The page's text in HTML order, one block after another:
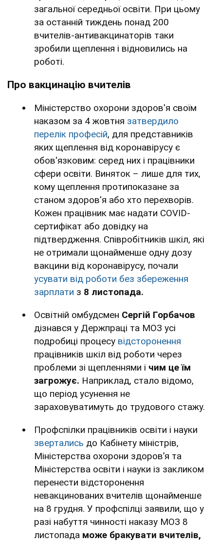
загальної середньої освіти. При цьому
за останній тиждень понад 200
вчителів-антивакцинаторів таки
зробили щеплення і відновились на
роботі.
Про вакцинацію вчителів
Міністерство охорони здоров'я своїм
наказом за 4 жовтня затвердило
перелік професій, для представників
яких щеплення від коронавірусу є
обов'язковим: серед них і працівники
сфери освіти. Виняток – лише для тих,
кому щеплення протипоказане за
станом здоров'я або хто перехворів.
Кожен працівник має надати COVID-
сертифікат або довідку на
підтвердження. Співробітників шкіл, які
не отримали щонайменше одну дозу
вакцини від коронавірусу, почали
усувати від роботи без збереження
зарплати з 8 листопада.
Освітній омбудсмен Сергій Горбачов
дізнався у Держпраці та МОЗ усі
подробиці процесу відсторонення
працівників шкіл від роботи через
проблеми зі щепленнями і чим це їм
загрожує. Наприклад, стало відомо,
що період усунення не
зараховуватимуть до трудового стажу.
Профспілки працівників освіти і науки
звертались до Кабінету міністрів,
Міністерства охорони здоров’я та
Міністерства освіти і науки із закликом
перенести відсторонення
невакцинованих вчителів щонайменше
на 8 грудня. У профспілці заявили, що у
разі набуття чинності наказу МОЗ 8
листопада може бракувати вчителів,